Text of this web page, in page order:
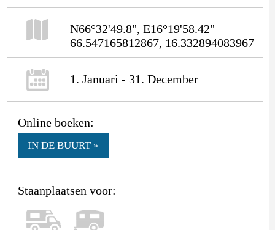
N66°32'49.8", E16°19'58.42"
66.547165812867, 16.332894083967
1. Januari - 31. December
Online boeken:
IN DE BUURT »
Staanplaatsen voor: